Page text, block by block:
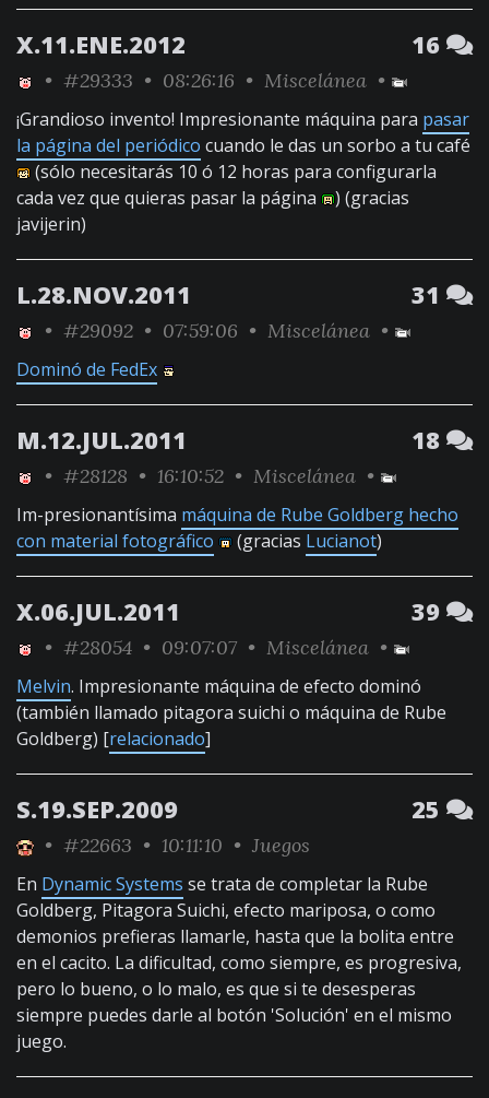
X.11.ENE.2012 16
• #29333 • 08:26:16 • Miscelánea •
¡Grandioso invento! Impresionante máquina para pasar
la página del periódico cuando le das un sorbo a tu café
(sólo necesitarás 10 ó 12 horas para configurarla
cada vez que quieras pasar la página
) (gracias
javijerin)
L.28.NOV.2011 31
• #29092 • 07:59:06 • Miscelánea •
Dominó de FedEx
M.12.JUL.2011 18
• #28128 • 16:10:52 • Miscelánea •
Im-presionantísima máquina de Rube Goldberg hecho
con material fotográfico
(gracias Lucianot)
X.06.JUL.2011 39
• #28054 • 09:07:07 • Miscelánea •
Melvin. Impresionante máquina de efecto dominó
(también llamado pitagora suichi o máquina de Rube
Goldberg) [relacionado]
S.19.SEP.2009 25
• #22663 • 10:11:10 • Juegos
En Dynamic Systems se trata de completar la Rube
Goldberg, Pitagora Suichi, efecto mariposa, o como
demonios prefieras llamarle, hasta que la bolita entre
en el cacito. La dificultad, como siempre, es progresiva,
pero lo bueno, o lo malo, es que si te desesperas
siempre puedes darle al botón 'Solución' en el mismo
juego.